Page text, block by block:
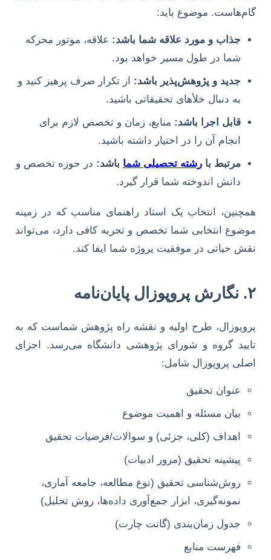
گام‌هاست. موضوع باید:
جذاب و مورد علاقه شما باشد: علاقه، موتور محرکه
شما در طول مسیر خواهد بود.
جدید و پژوهش‌پذیر باشد: از تکرار صرف پرهیز کنید و
به دنبال خلأهای تحقیقاتی باشید.
قابل اجرا باشد: منابع، زمان و تخصص لازم برای
انجام آن را در اختیار داشته باشید.
مرتبط با رشته تحصیلی شما باشد: در حوزه تخصص و
دانش اندوخته شما قرار گیرد.
همچنین، انتخاب یک استاد راهنمای مناسب که در زمینه
موضوع انتخابی شما تخصص و تجربه کافی دارد، می‌تواند
نقش حیاتی در موفقیت پروژه شما ایفا کند.
۲. نگارش پروپوزال پایان‌نامه
پروپوزال، طرح اولیه و نقشه راه پژوهش شماست که به
تایید گروه و شورای پژوهشی دانشگاه می‌رسد. اجزای
اصلی پروپوزال شامل:
عنوان تحقیق
بیان مسئله و اهمیت موضوع
اهداف (کلی، جزئی) و سوالات/فرضیات تحقیق
پیشینه تحقیق (مرور ادبیات)
روش‌شناسی تحقیق (نوع مطالعه، جامعه آماری،
نمونه‌گیری، ابزار جمع‌آوری داده‌ها، روش تحلیل)
جدول زمان‌بندی (گانت چارت)
فهرست منابع